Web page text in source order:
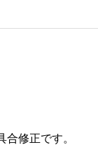
修正です。